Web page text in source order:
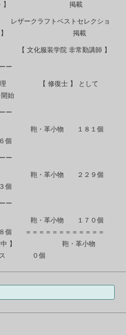
ーチ 】 掲載
トベストセレクショ
物編 】 掲載
化服装学院 非常勤講師 】
ー
修理 【 修復士 】 として
始
ー
鞄・革小物 １８１個
ー
鞄・革小物 ２２９個
ー
鞄・革小物 １７０個
＝＝＝＝＝＝＝＝＝＝＝
】 鞄・革小物
０個